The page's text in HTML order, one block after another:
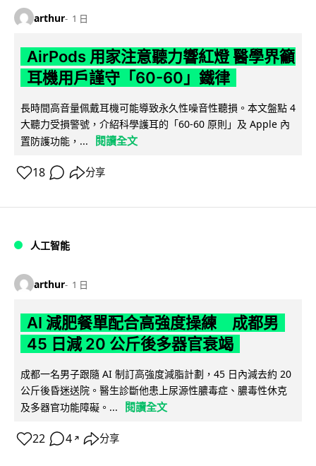
arthur 1 日
AirPods 用家注意聽力響紅燈 醫學界籲
耳機用戶謹守「60-60」鐵律
長時間高音量佩戴耳機可能導致永久性噪音性聽損。本文盤點 4
大聽力受損警號，介紹科學護耳的「60-60 原則」及 Apple 內
置防護功能，...
閱讀全文
18 分享
人工智能
arthur 1 日
AI 減肥餐單配合高強度操練 成都男
45 日減 20 公斤後多器官衰竭
成都一名男子跟隨 AI 制訂高強度減脂計劃，45 日內減去約 20
公斤後昏迷送院。醫生診斷他患上尿源性膿毒症、膿毒性休克
及多器官功能障礙。...
閱讀全文
22 4 ↗ 分享